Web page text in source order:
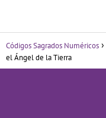
Códigos Sagrados Numéricos
el Ángel de la Tierra